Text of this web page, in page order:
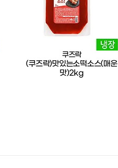
쿠즈락
(쿠즈락)맛있는소떡소스(매운
맛)2kg